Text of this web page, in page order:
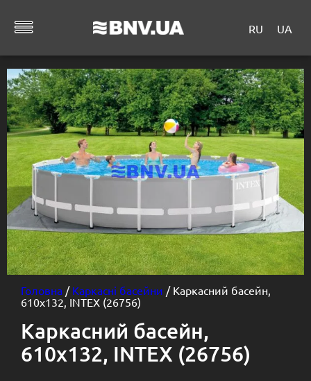
RU UA
Головна / Каркасні басейни / Каркасний басейн,
610х132, INTEX (26756)
Каркасний басейн,
610х132, INTEX (26756)